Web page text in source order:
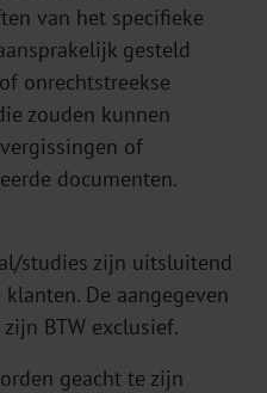
van het specifieke
gesteld
onrechtstreekse
zouden kunnen
of
documenten.
studies zijn uitsluitend
De aangegeven
BTW exclusief.
geacht te zijn